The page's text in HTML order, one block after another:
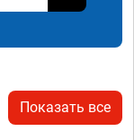
Показать все